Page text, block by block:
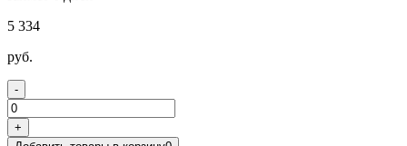
5 334
руб.
-
+